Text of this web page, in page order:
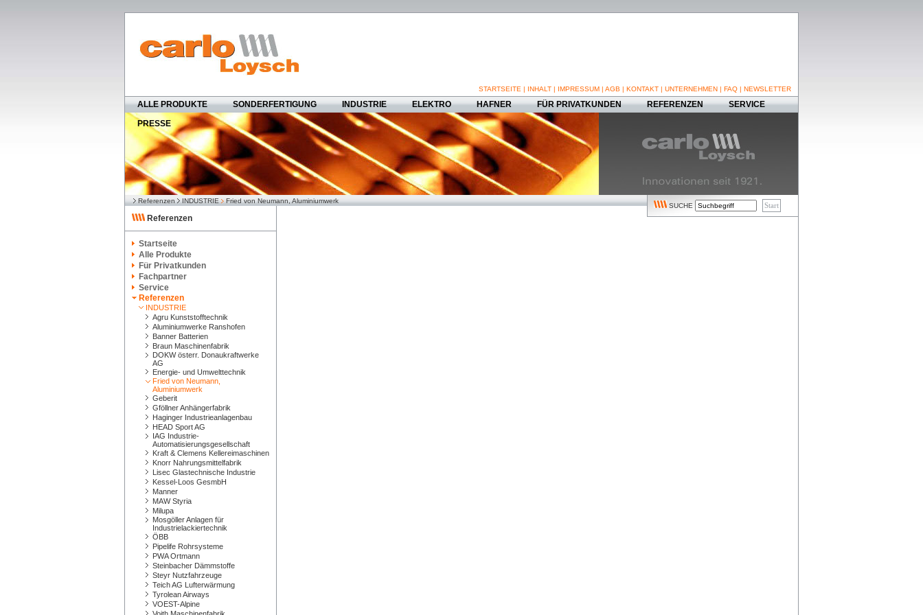
STARTSEITE | INHALT | IMPRESSUM | AGB | KONTAKT | UNTERNEHMEN | FAQ | NEWSLETTER
ALLE PRODUKTE SONDERFERTIGUNG INDUSTRIE ELEKTRO HAFNER FÜR PRIVATKUNDEN REFERENZEN
SERVICE
PRESSE
Referenzen INDUSTRIE Fried von Neumann, Aluminiumwerk
Referenzen
Startseite
Alle Produkte
Für Privatkunden
Fachpartner
Service
Referenzen
INDUSTRIE
Agru Kunststofftechnik
Aluminiumwerke Ranshofen
Banner Batterien
Braun Maschinenfabrik
DOKW österr. Donaukraftwerke
AG
Energie- und Umwelttechnik
Fried von Neumann,
Aluminiumwerk
Geberit
Gföllner Anhängerfabrik
Haginger Industrieanlagenbau
HEAD Sport AG
IAG Industrie-
Automatisierungsgesellschaft
Kraft & Clemens Kellereimaschinen
Knorr Nahrungsmittelfabrik
Lisec Glastechnische Industrie
Kessel-Loos GesmbH
Manner
MAW Styria
Milupa
Mosgöller Anlagen für
Industrielackiertechnik
ÖBB
Pipelife Rohrsysteme
PWA Ortmann
Steinbacher Dämmstoffe
Steyr Nutzfahrzeuge
Teich AG Lufterwärmung
Tyrolean Airways
VOEST-Alpine
SUCHE